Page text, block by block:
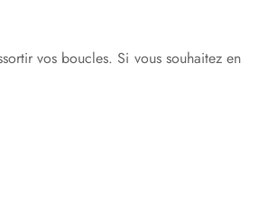
vos boucles. Si vous souhaitez en